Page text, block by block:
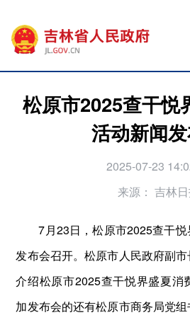
松原市2025查干悦
活动新闻
2025-07-23
来源： 吉林
7月23日，松原市2025查干
发布会召开。松原市人民政府副
介绍松原市2025查干悦界盛夏消
加发布会的还有松原市商务局党